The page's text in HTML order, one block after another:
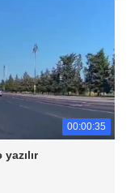
00:00:35